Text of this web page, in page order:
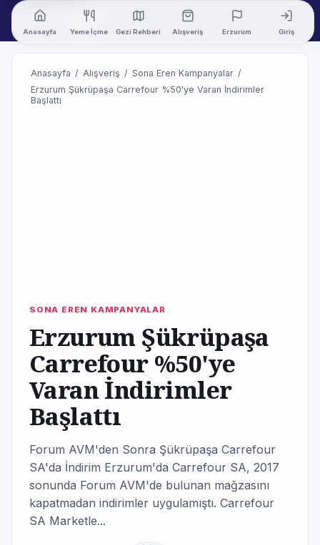
Anasayfa Yeme İçme Gezi Rehberi Alışveriş Erzurum Giriş
Anasayfa / Alışveriş / Sona Eren Kampanyalar /
Erzurum Şükrüpaşa Carrefour %50'ye Varan İndirimler
Başlattı
SONA EREN KAMPANYALAR
Erzurum Şükrüpaşa
Carrefour %50'ye
Varan İndirimler
Başlattı
Forum AVM'den Sonra Şükrüpaşa Carrefour
SA'da İndirim Erzurum'da Carrefour SA, 2017
sonunda Forum AVM'de bulunan mağzasını
kapatmadan indirimler uygulamıştı. Carrefour
SA Marketle...